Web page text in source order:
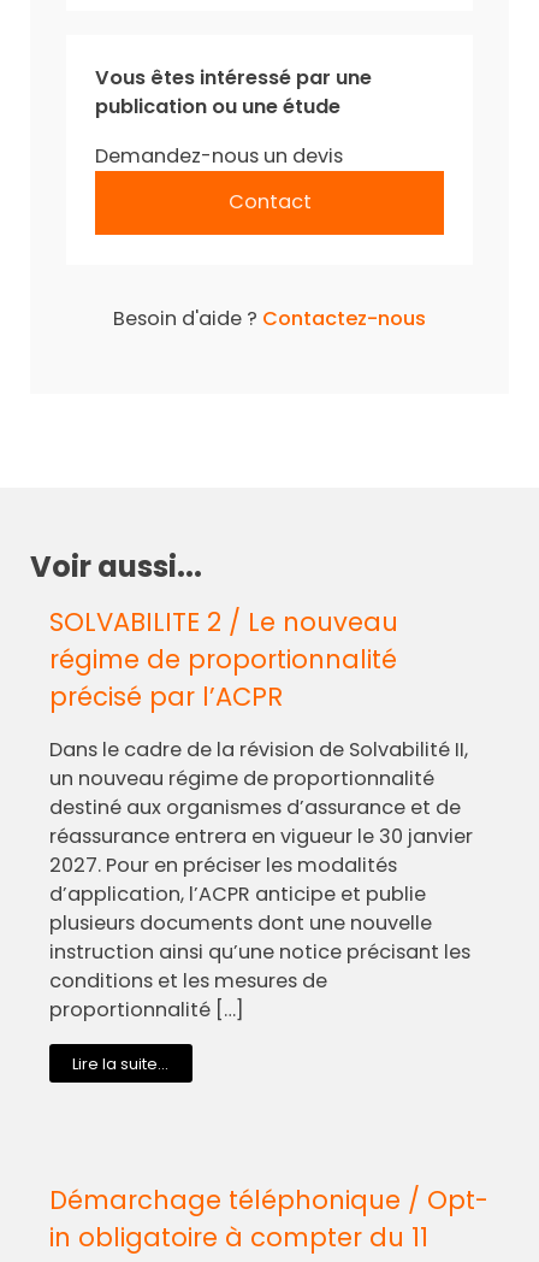
Vous êtes intéressé par une
publication ou une étude
Demandez-nous un devis
Contact
Besoin d'aide ? Contactez-nous
Voir aussi...
SOLVABILITE 2 / Le nouveau
régime de proportionnalité
précisé par l’ACPR
Dans le cadre de la révision de Solvabilité II,
un nouveau régime de proportionnalité
destiné aux organismes d’assurance et de
réassurance entrera en vigueur le 30 janvier
2027. Pour en préciser les modalités
d’application, l’ACPR anticipe et publie
plusieurs documents dont une nouvelle
instruction ainsi qu’une notice précisant les
conditions et les mesures de
proportionnalité […]
Lire la suite...
Démarchage téléphonique / Opt-
in obligatoire à compter du 11